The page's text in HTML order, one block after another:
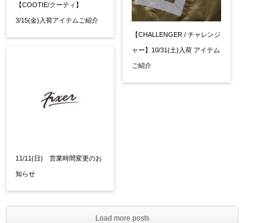
【COOTIE/クーティ】
3/15(金)入荷アイテムご紹介
11/11(日) 営業時間変更のお
知らせ
【CHALLENGER / チャレンジ
ャー】10/31(土)入荷 アイテム
ご紹介
Load more posts